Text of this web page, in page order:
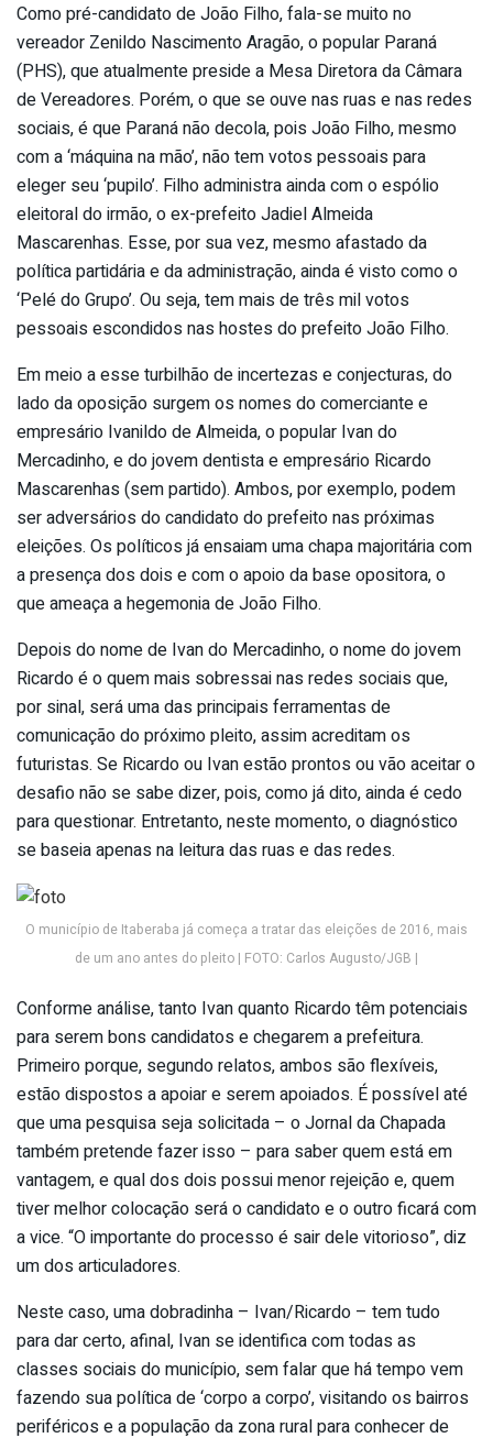
Como pré-candidato de João Filho, fala-se muito no
vereador Zenildo Nascimento Aragão, o popular Paraná
(PHS), que atualmente preside a Mesa Diretora da Câmara
de Vereadores. Porém, o que se ouve nas ruas e nas redes
sociais, é que Paraná não decola, pois João Filho, mesmo
com a ‘máquina na mão’, não tem votos pessoais para
eleger seu ‘pupilo’. Filho administra ainda com o espólio
eleitoral do irmão, o ex-prefeito Jadiel Almeida
Mascarenhas. Esse, por sua vez, mesmo afastado da
política partidária e da administração, ainda é visto como o
‘Pelé do Grupo’. Ou seja, tem mais de três mil votos
pessoais escondidos nas hostes do prefeito João Filho.
Em meio a esse turbilhão de incertezas e conjecturas, do
lado da oposição surgem os nomes do comerciante e
empresário Ivanildo de Almeida, o popular Ivan do
Mercadinho, e do jovem dentista e empresário Ricardo
Mascarenhas (sem partido). Ambos, por exemplo, podem
ser adversários do candidato do prefeito nas próximas
eleições. Os políticos já ensaiam uma chapa majoritária com
a presença dos dois e com o apoio da base opositora, o
que ameaça a hegemonia de João Filho.
Depois do nome de Ivan do Mercadinho, o nome do jovem
Ricardo é o quem mais sobressai nas redes sociais que,
por sinal, será uma das principais ferramentas de
comunicação do próximo pleito, assim acreditam os
futuristas. Se Ricardo ou Ivan estão prontos ou vão aceitar o
desafio não se sabe dizer, pois, como já dito, ainda é cedo
para questionar. Entretanto, neste momento, o diagnóstico
se baseia apenas na leitura das ruas e das redes.
O município de Itaberaba já começa a tratar das eleições de 2016, mais
de um ano antes do pleito | FOTO: Carlos Augusto/JGB |
Conforme análise, tanto Ivan quanto Ricardo têm potenciais
para serem bons candidatos e chegarem a prefeitura.
Primeiro porque, segundo relatos, ambos são flexíveis,
estão dispostos a apoiar e serem apoiados. É possível até
que uma pesquisa seja solicitada – o Jornal da Chapada
também pretende fazer isso – para saber quem está em
vantagem, e qual dos dois possui menor rejeição e, quem
tiver melhor colocação será o candidato e o outro ficará com
a vice. “O importante do processo é sair dele vitorioso”, diz
um dos articuladores.
Neste caso, uma dobradinha – Ivan/Ricardo – tem tudo
para dar certo, afinal, Ivan se identifica com todas as
classes sociais do município, sem falar que há tempo vem
fazendo sua política de ‘corpo a corpo’, visitando os bairros
periféricos e a população da zona rural para conhecer de